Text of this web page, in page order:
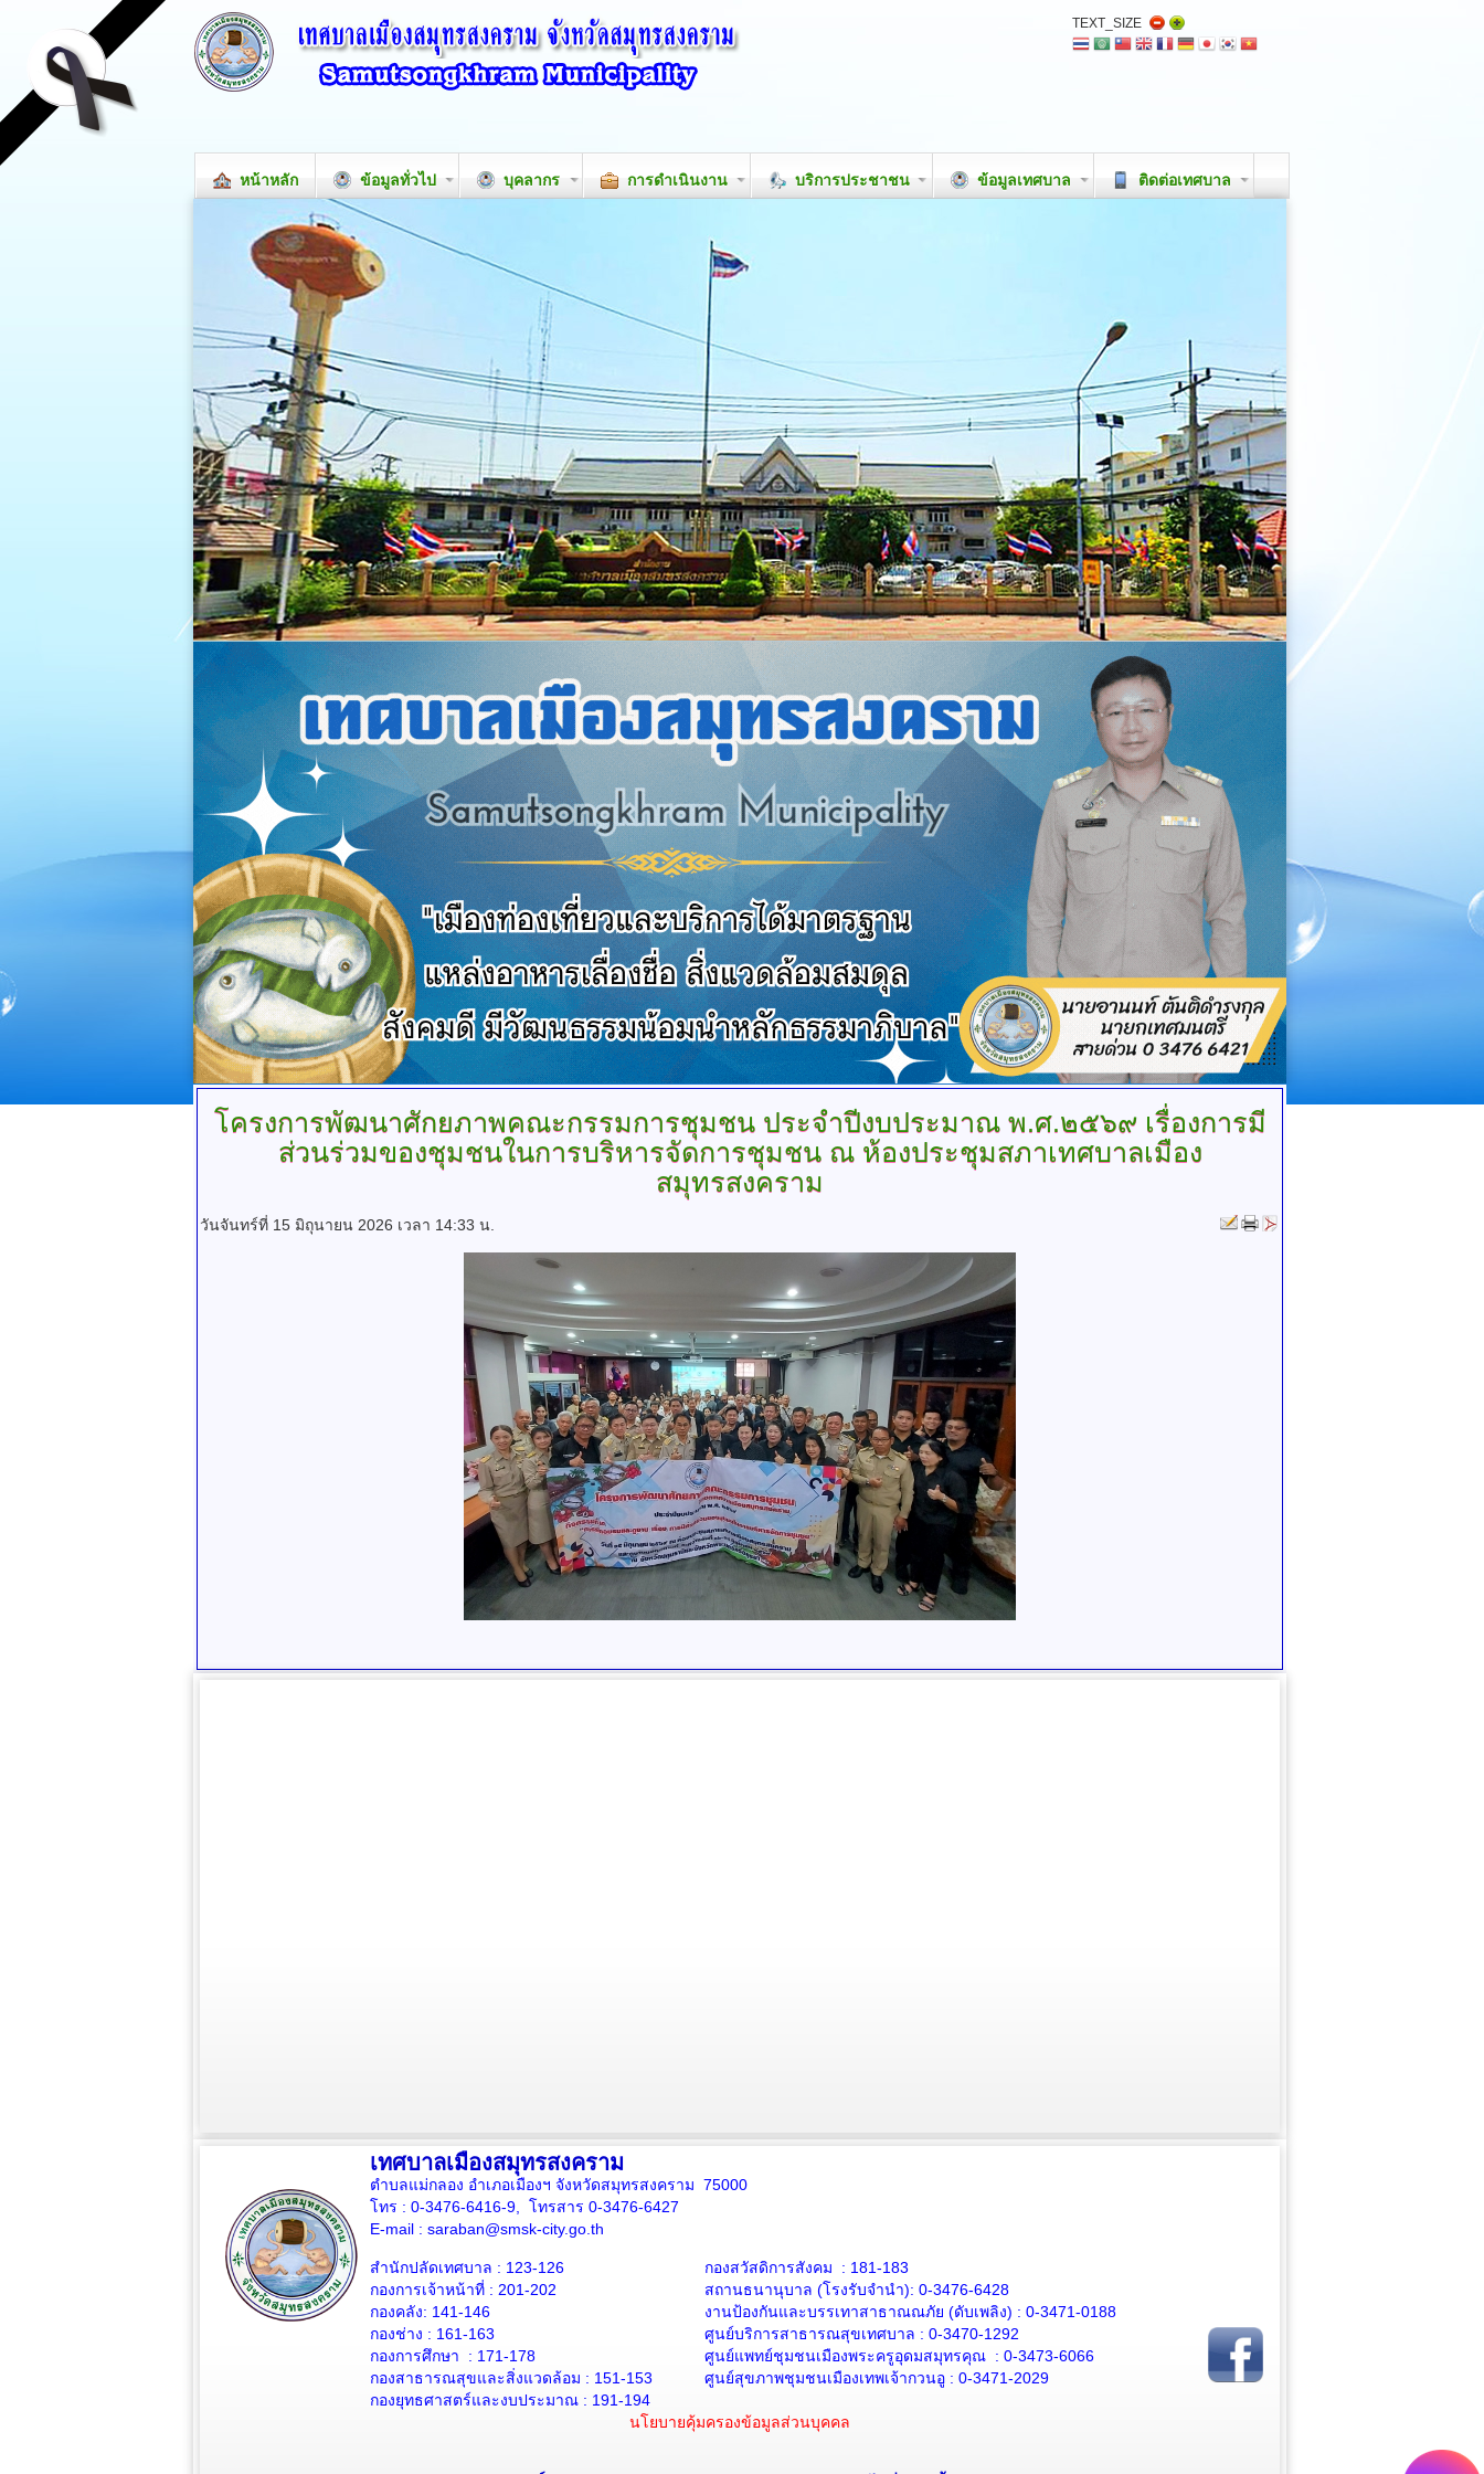
TEXT_SIZE
หน้าหลัก ข้อมูลทั่วไป บุคลากร การดำเนินงาน บริการประชาชน ข้อมูลเทศบาล ติดต่อเทศบาล
โครงการพัฒนาศักยภาพคณะกรรมการชุมชนประจำปีงบประมาณ พ.ศ.๒๕๖๙ เรื่องการมี
ส่วนร่วมของชุมชนในการบริหารจัดการชุมชน ณ ห้องประชุมสภาเทศบาลเมือง
สมุทรสงคราม
วันจันทร์ที่ 15 มิถุนายน 2026 เวลา 14:33 น.
เทศบาลเมืองสมุทรสงคราม
ตำบลแม่กลอง อำเภอเมืองฯ จังหวัดสมุทรสงคราม 75000
โทร : 0-3476-6416-9, โทรสาร 0-3476-6427
E-mail : saraban@smsk-city.go.th
สำนักปลัดเทศบาล : 123-126
กองการเจ้าหน้าที่ : 201-202
กองคลัง: 141-146
กองช่าง : 161-163
กองการศึกษา : 171-178
กองสาธารณสุขและสิ่งแวดล้อม : 151-153
กองยุทธศาสตร์และงบประมาณ : 191-194
กองสวัสดิการสังคม : 181-183
สถานธนานุบาล (โรงรับจำนำ): 0-3476-6428
งานป้องกันและบรรเทาสาธาณณภัย (ดับเพลิง) : 0-3471-0188
ศูนย์บริการสาธารณสุขเทศบาล : 0-3470-1292
ศูนย์แพทย์ชุมชนเมืองพระครูอุดมสมุทรคุณ : 0-3473-6066
ศูนย์สุขภาพชุมชนเมืองเทพเจ้ากวนอู : 0-3471-2029
นโยบายคุ้มครองข้อมูลส่วนบุคคล